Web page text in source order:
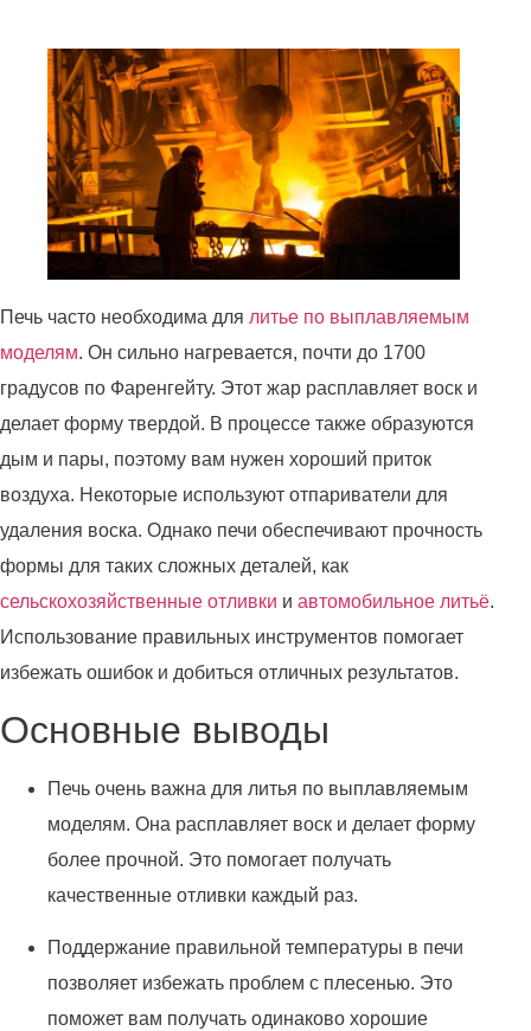
Печь часто необходима для литье по выплавляемым
моделям. Он сильно нагревается, почти до 1700
градусов по Фаренгейту. Этот жар расплавляет воск и
делает форму твердой. В процессе также образуются
дым и пары, поэтому вам нужен хороший приток
воздуха. Некоторые используют отпариватели для
удаления воска. Однако печи обеспечивают прочность
формы для таких сложных деталей, как
сельскохозяйственные отливки и автомобильное литьё.
Использование правильных инструментов помогает
избежать ошибок и добиться отличных результатов.
Основные выводы
Печь очень важна для литья по выплавляемым
моделям. Она расплавляет воск и делает форму
более прочной. Это помогает получать
качественные отливки каждый раз.
Поддержание правильной температуры в печи
позволяет избежать проблем с плесенью. Это
поможет вам получать одинаково хорошие